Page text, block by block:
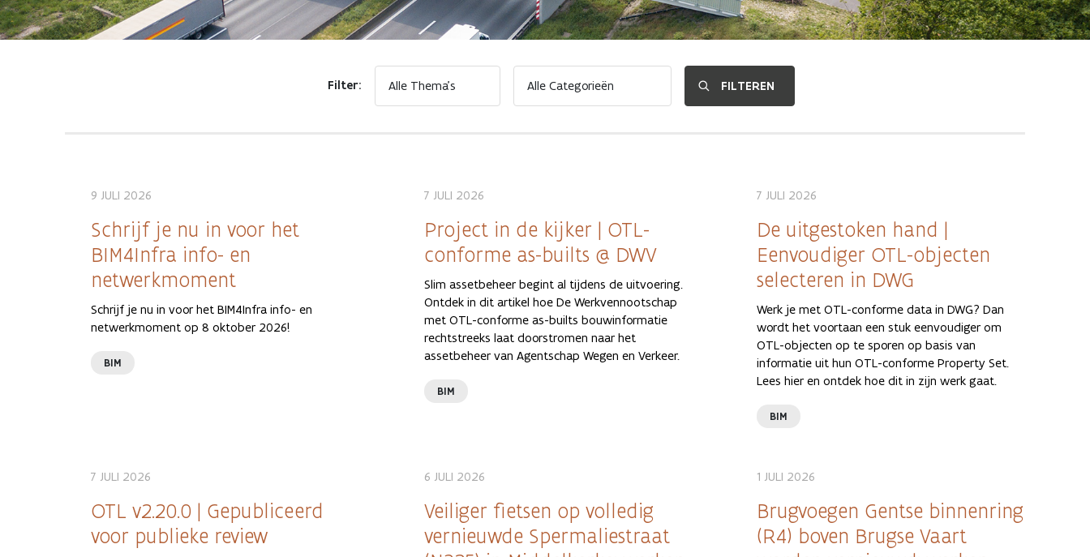
Filter:
9 JULI 2026
Schrijf je nu in voor het
BIM4Infra info- en
netwerkmoment
Schrijf je nu in voor het BIM4Infra info- en
netwerkmoment op 8 oktober 2026!
BIM
7 JULI 2026
Project in de kijker | OTL-
conforme as-builts @ DWV
Slim assetbeheer begint al tijdens de uitvoering.
Ontdek in dit artikel hoe De Werkvennootschap
met OTL-conforme as-builts bouwinformatie
rechtstreeks laat doorstromen naar het
assetbeheer van Agentschap Wegen en Verkeer.
BIM
7 JULI 2026
De uitgestoken hand |
Eenvoudiger OTL-objecten
selecteren in DWG
Werk je met OTL-conforme data in DWG? Dan
wordt het voortaan een stuk eenvoudiger om
OTL-objecten op te sporen op basis van
informatie uit hun OTL-conforme Property Set.
Lees hier en ontdek hoe dit in zijn werk gaat.
BIM
7 JULI 2026
OTL v2.20.0 | Gepubliceerd
voor publieke review
6 JULI 2026
Veiliger fietsen op volledig
vernieuwde Spermaliestraat
1 JULI 2026
Brugvoegen Gentse binnenring
(R4) boven Brugse Vaart